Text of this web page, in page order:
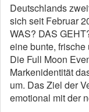
Deutschlands
sich seit Februar
WAS? DAS
eine bunte,
Die Full Moon
Markenidentität
um. Das Ziel der
emotional mit der